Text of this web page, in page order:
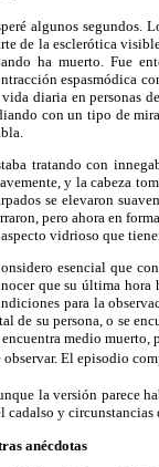
algunos segundos.
de la esclerótica
ha muerto. Fue
espasmódica
diaria en personas
con un tipo de
tratando con
y la cabeza
se elevaron
pero ahora en
vidrioso que
esencial que
que su última hora
para la
de su persona, o se
encuentra medio
observar. El episodio
la versión parece
cadalso y circunstancias
anécdotas